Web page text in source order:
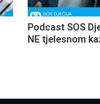
Podcast SOS
NE tjelesnom